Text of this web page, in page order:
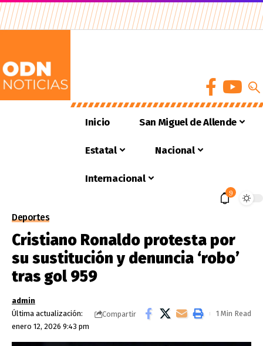
Inicio San Miguel de Allende
Estatal Nacional
Internacional
9
Deportes
Cristiano Ronaldo protesta por
su sustitución y denuncia ‘robo’
tras gol 959
Última actualización:
enero 12, 2026 9:43 pm
admin
Compartir
1 Min Read